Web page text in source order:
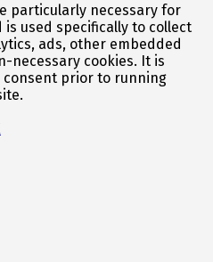
particularly necessary for
used specifically to collect
ads, other embedded
necessary cookies. It is
prior to running